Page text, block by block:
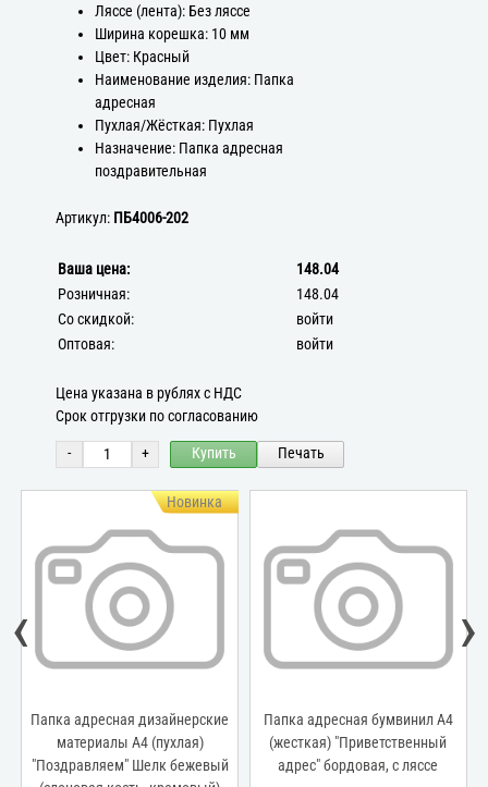
Ляссе (лента): Без ляссе
Ширина корешка: 10 мм
Цвет: Красный
Наименование изделия: Папка
адресная
Пухлая/Жёсткая: Пухлая
Назначение: Папка адресная
поздравительная
Артикул: ПБ4006-202
Ваша цена:
148.04
Розничная:
148.04
Со скидкой:
войти
Оптовая:
войти
Цена указана в рублях с НДС
Срок отгрузки по согласованию
- + Купить Печать
Новинка
Папка адресная дизайнерские
материалы А4 (пухлая)
"Поздравляем" Шелк бежевый
Папка адресная бумвинил А4
(жесткая) "Приветственный
адрес" бордовая, с ляссе
‹ ›